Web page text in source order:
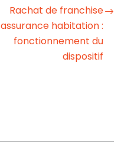
Rachat de franchise
assurance habitation :
fonctionnement du
dispositif